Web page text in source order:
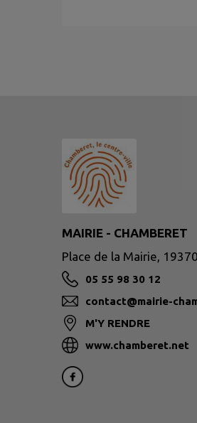
MAIRIE - CHAMBERET
Place de la Mairie,
05 55 98 30 12
contact@mairie-
M'Y RENDRE
www.chamberet.net